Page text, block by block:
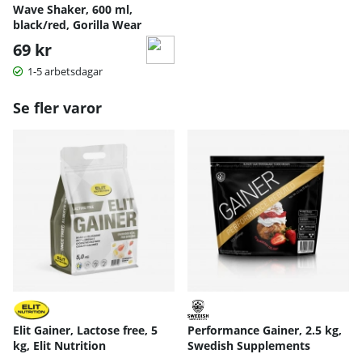
Wave Shaker, 600 ml,
black/red, Gorilla Wear
69 kr
1-5 arbetsdagar
Se fler varor
Elit Gainer, Lactose free, 5
kg, Elit Nutrition
Performance Gainer, 2.5 kg,
Swedish Supplements